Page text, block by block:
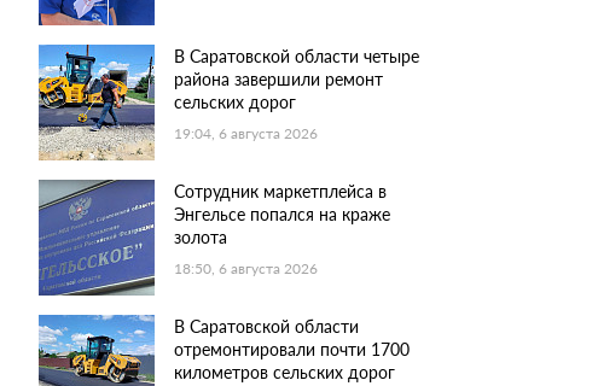
В Саратовской области четыре
района завершили ремонт
сельских дорог
19:04, 6 августа 2026
Сотрудник маркетплейса в
Энгельсе попался на краже
золота
18:50, 6 августа 2026
В Саратовской области
отремонтировали почти 1700
километров сельских дорог